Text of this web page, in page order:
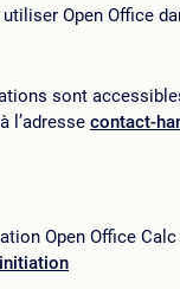
Open Office
sont
l’adresse contact-
Open Office